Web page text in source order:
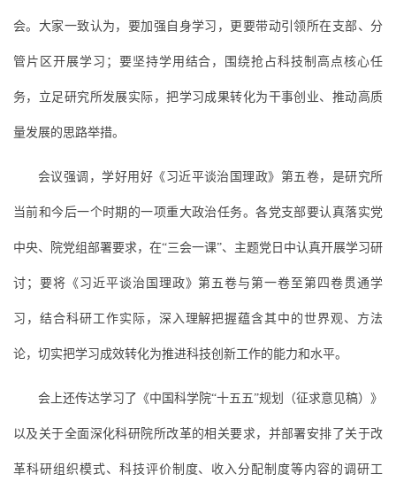
会。大家一致认为，要加强自身学习，更要带动引领所在支部、分
管片区开展学习；要坚持学用结合，围绕抢占科技制高点核心任
务，立足研究所发展实际，把学习成果转化为干事创业、推动高质
量发展的思路举措。
会议强调，学好用好《习近平谈治国理政》第五卷，是研究所
当前和今后一个时期的一项重大政治任务。各党支部要认真落实党
中央、院党组部署要求，在“三会一课”、主题党日中认真开展学习研
讨；要将《习近平谈治国理政》第五卷与第一卷至第四卷贯通学
习，结合科研工作实际，深入理解把握蕴含其中的世界观、方法
论，切实把学习成效转化为推进科技创新工作的能力和水平。
会上还传达学习了《中国科学院“十五五”规划（征求意见稿）》
以及关于全面深化科研院所改革的相关要求，并部署安排了关于改
革科研组织模式、科技评价制度、收入分配制度等内容的调研工